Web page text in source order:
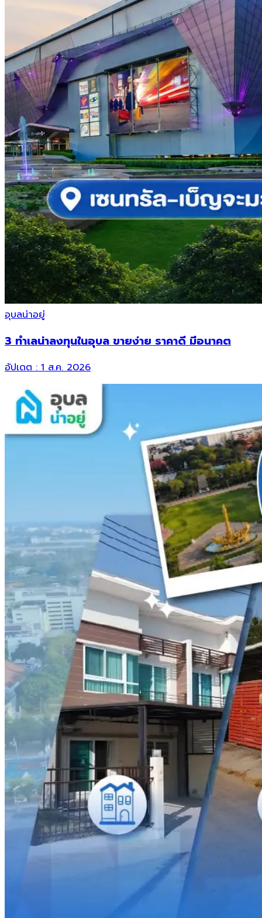
อุบลน่าอยู่
3 ทำเลน่าลงทุนในอุบล ขายง่าย ราคาดี มีอนาคต
อัปเดต : 1 ส.ค. 2026